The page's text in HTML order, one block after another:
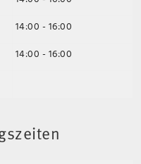
14:00 - 16:00
14:00 - 16:00